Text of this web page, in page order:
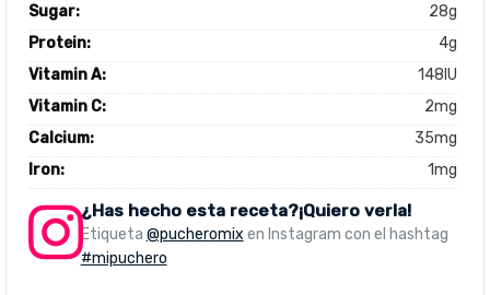
Sugar:
28g
Protein:
4g
Vitamin A:
148IU
Vitamin C:
2mg
Calcium:
35mg
Iron:
1mg
¿Has hecho esta receta?¡Quiero verla!
Etiqueta @pucheromix en Instagram con el hashtag
#mipuchero